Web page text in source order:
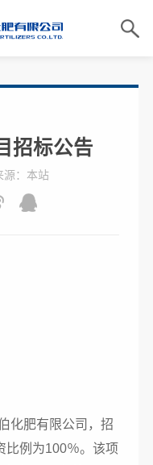
招标公告
源：本站
化肥有限公司，招
比例为100％。该项